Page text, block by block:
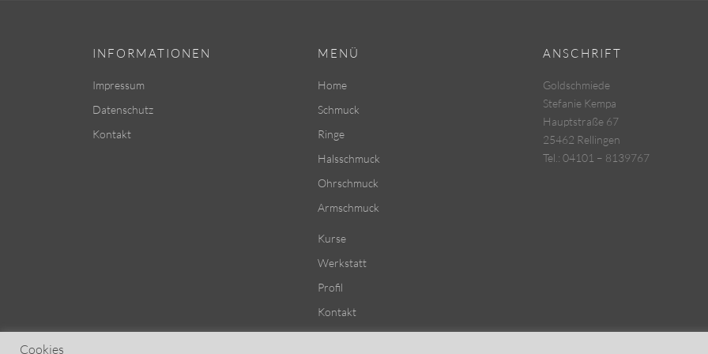
INFORMATIONEN
Impressum
Datenschutz
Kontakt
MENÜ
Home
Schmuck
Ringe
Halsschmuck
Ohrschmuck
Armschmuck
Kurse
Werkstatt
Profil
Kontakt
ANSCHRIFT
Goldschmiede
Stefanie Kempa
Hauptstraße 67
25462 Rellingen
Tel.: 04101 – 8139767
Cookies